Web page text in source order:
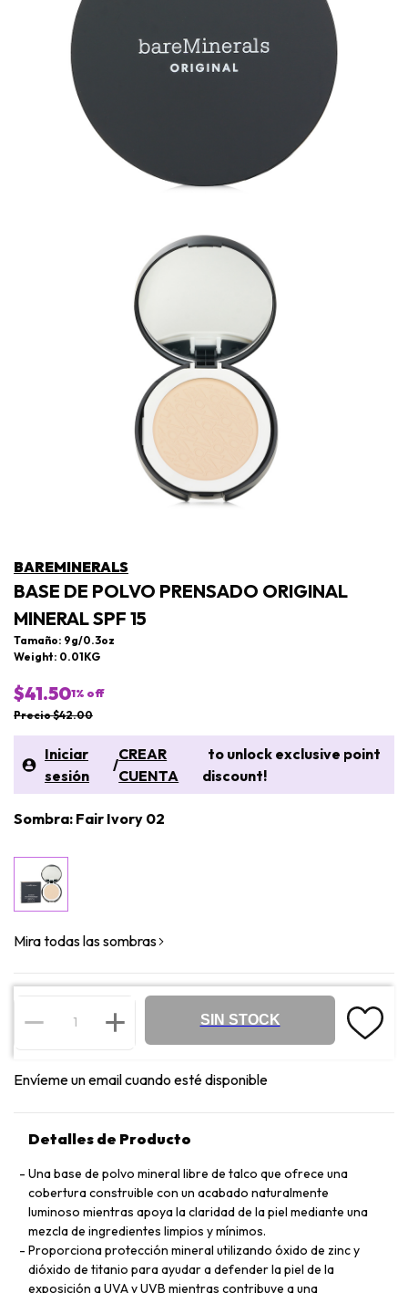
BAREMINERALS
BASE DE POLVO PRENSADO ORIGINAL
MINERAL SPF 15
Tamaño: 9g/0.3oz
Weight: 0.01KG
$41.501% off
Precio $42.00
Iniciar
sesión
/
CREAR
CUENTA
to unlock exclusive point
discount!
Sombra: Fair Ivory 02
Mira todas las sombras
SIN STOCK
Envíeme un email cuando esté disponible
Detalles de Producto
Una base de polvo mineral libre de talco que ofrece una
cobertura construible con un acabado naturalmente
luminoso mientras apoya la claridad de la piel mediante una
mezcla de ingredientes limpios y mínimos.
Proporciona protección mineral utilizando óxido de zinc y
dióxido de titanio para ayudar a defender la piel de la
exposición a UVA y UVB mientras contribuye a una